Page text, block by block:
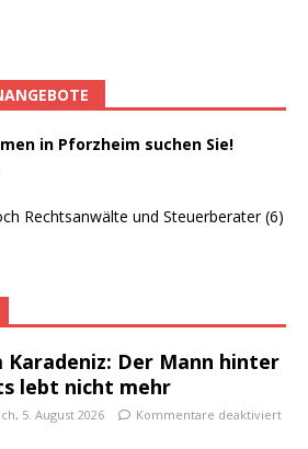
in Pforzheim suchen Sie!
Rechtsanwälte und Steuerberater (6)
Karadeniz: Der Mann hinter
lebt nicht mehr
5. August 2026 Kommentare deaktiviert